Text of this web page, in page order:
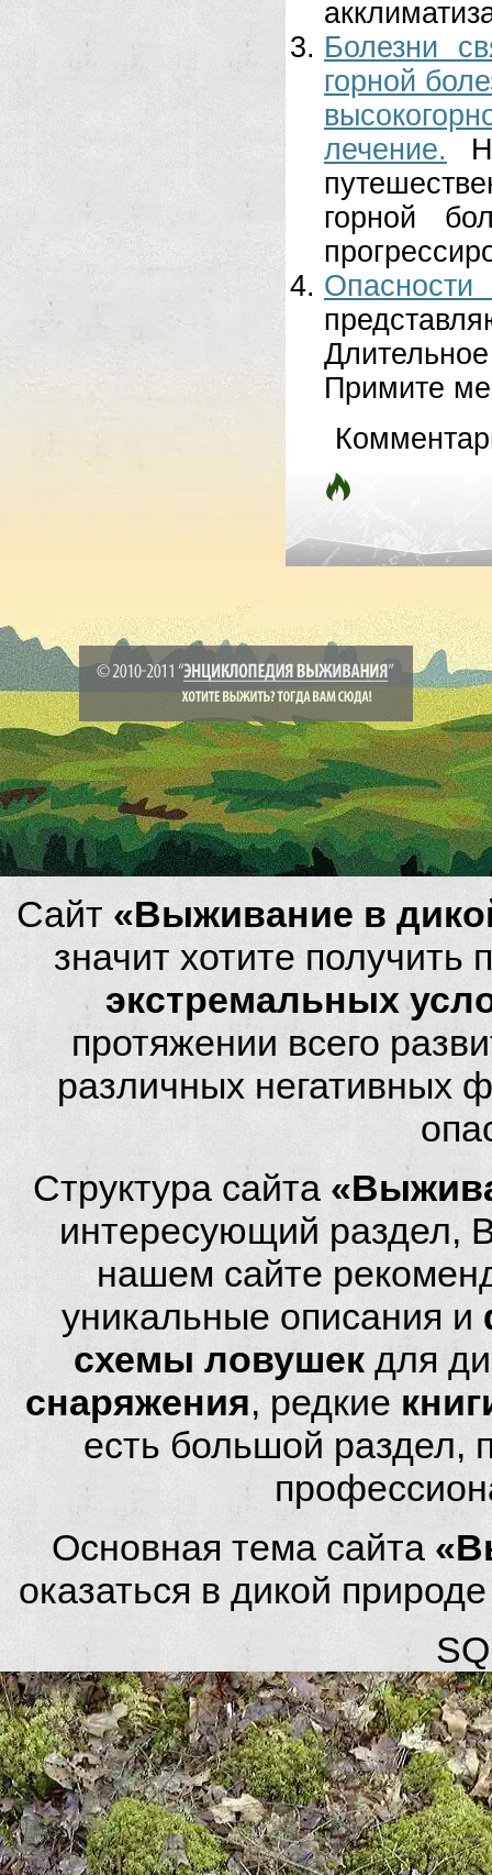
Болезни
горной
лечение.
горной
Опасности
Примите
Сайт «Выживание в
значит хотите
экстремальных
протяжении всего
различных негативных
Структура сайта
интересующий раздел,
нашем сайте
уникальные описания и
схемы ловушек для
снаряжения, редкие
есть большой
Основная тема сайта
оказаться в дикой